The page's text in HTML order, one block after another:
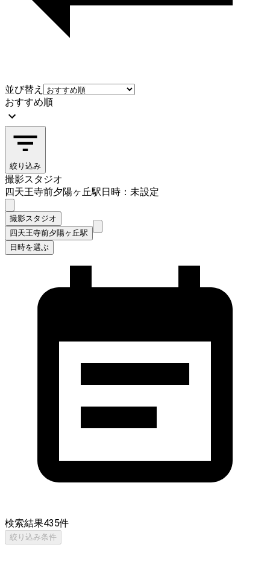
並び替え
おすすめ順
絞り込み
撮影スタジオ
四天王寺前夕陽ヶ丘駅日時：未設定
撮影スタジオ
四天王寺前夕陽ヶ丘駅
日時を選ぶ
検索結果435件
絞り込み条件